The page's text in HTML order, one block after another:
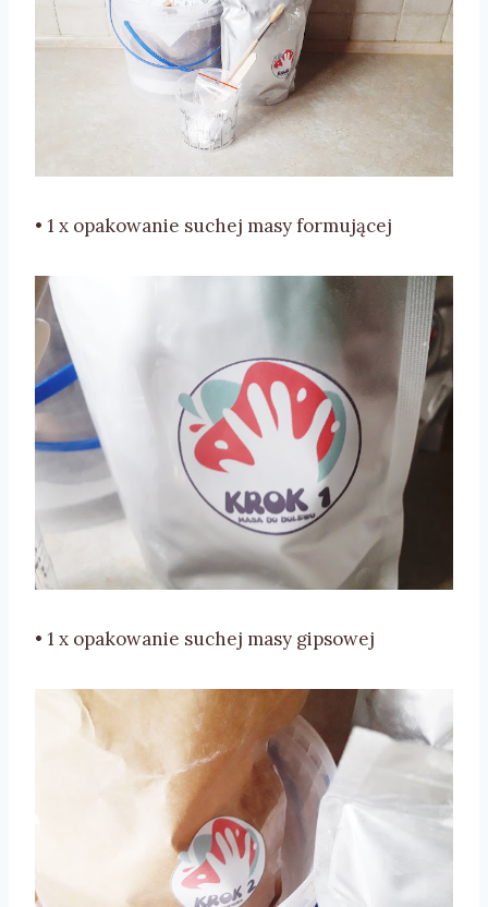
• 1 x opakowanie suchej masy formującej
• 1 x opakowanie suchej masy gipsowej